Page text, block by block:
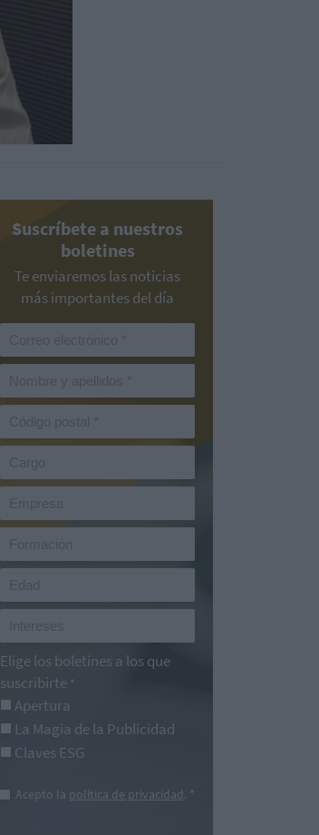
Suscríbete a nuestros
boletines
Te enviaremos las noticias
más importantes del día
Elige los boletines a los que
suscribirte *
Apertura
La Magia de la Publicidad
Claves ESG
Acepto la política de privacidad. *